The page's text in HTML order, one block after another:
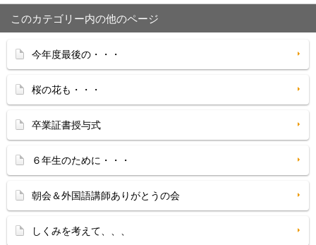
このカテゴリー内の他のページ
今年度最後の・・・
桜の花も・・・
卒業証書授与式
６年生のために・・・
朝会＆外国語講師ありがとうの会
しくみを考えて、、、